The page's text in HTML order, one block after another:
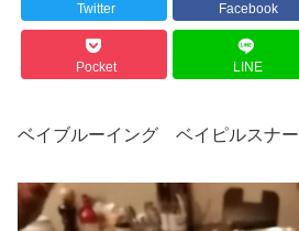
Twitter Facebook
Pocket LINE
ベイブルーイング ベイピルスナー